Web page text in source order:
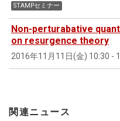
STAMPセミナー
Non-perturabative
on resurgence theory
2016年11月11日(金) 10:30 -
関連ニュース